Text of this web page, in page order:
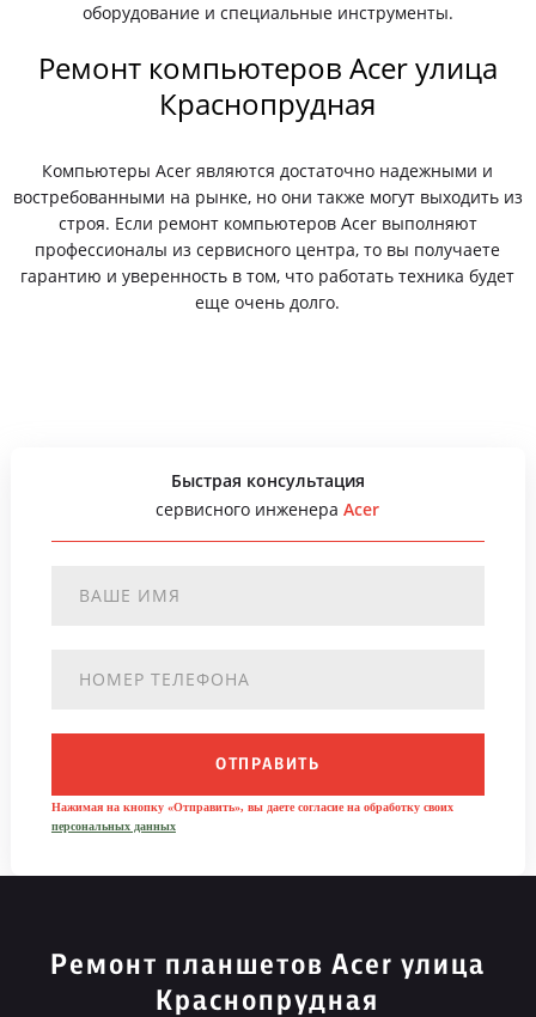
оборудование и специальные инструменты.
Ремонт компьютеров Acer улица
Краснопрудная
Компьютеры Acer являются достаточно надежными и
востребованными на рынке, но они также могут выходить из
строя. Если ремонт компьютеров Acer выполняют
профессионалы из сервисного центра, то вы получаете
гарантию и уверенность в том, что работать техника будет
еще очень долго.
Быстрая консультация
сервисного инженераAcer
ОТПРАВИТЬ
Нажимая на кнопку «Отправить», вы даете согласие на обработку своих
персональных данных
Ремонт планшетов Acer улица
Краснопрудная